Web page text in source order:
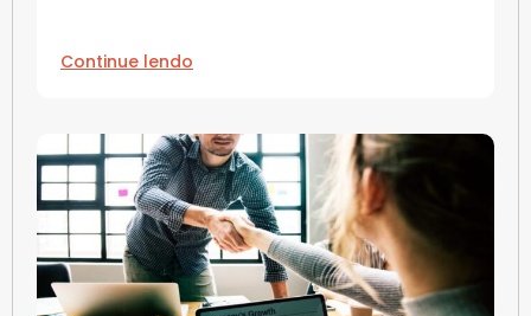
Continue lendo